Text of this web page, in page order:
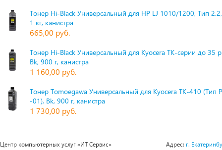
Тонер Hi-Black Универсальный для HP LJ 1010/1200, Тип
1 кг, канистра
665,00 руб.
Тонер Hi-Black Универсальный для Kyocera TK-серии до 35
Bk, 900 г, канистра
1 160,00 руб.
Тонер Tomoegawa Универсальный для Kyocera TK-410 (Тип
-01), Bk, 900 г, канистра
1 730,00 руб.
Центр компьютерных услуг «ИТ Сервис» Адрес: г.